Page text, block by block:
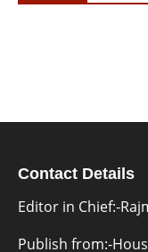
Contact Details
Editor in Chief:-
Publish from:-